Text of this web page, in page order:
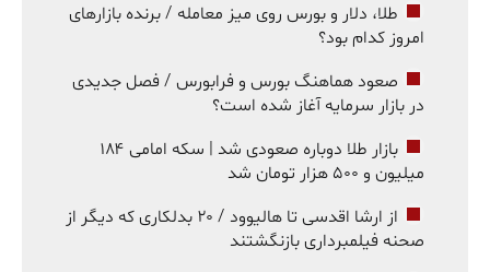
طلا، دلار و بورس روی میز معامله / برنده بازارهای
امروز کدام بود؟
صعود هماهنگ بورس و فرابورس / فصل جدیدی
در بازار سرمایه آغاز شده است؟
بازار طلا دوباره صعودی شد | سکه امامی ۱۸۴
میلیون و ۵۰۰ هزار تومان شد
از ارشا اقدسی تا هالیوود / ۲۰ بدلکاری که دیگر از
صحنه فیلمبرداری بازنگشتند